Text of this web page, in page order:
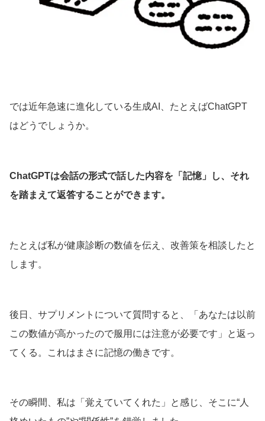
では近年急速に進化している生成AI、たとえばChatGPT
はどうでしょうか。
ChatGPTは会話の形式で話した内容を「記憶」し、それ
を踏まえて返答することができます。
たとえば私が健康診断の数値を伝え、改善策を相談したと
します。
後日、サプリメントについて質問すると、「あなたは以前
この数値が高かったので服用には注意が必要です」と返っ
てくる。これはまさに記憶の働きです。
その瞬間、私は「覚えていてくれた」と感じ、そこに“人